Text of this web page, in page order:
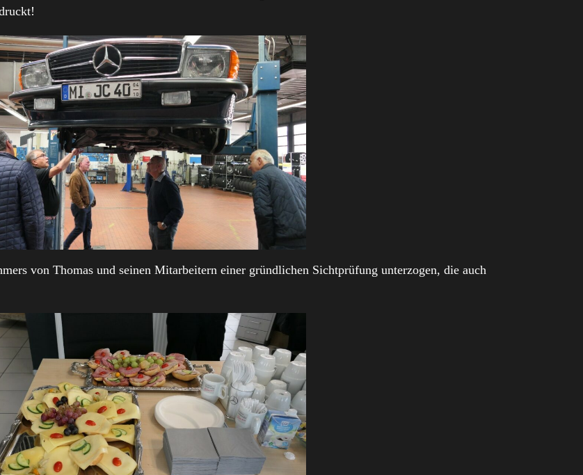
von Thomas und seinen Mitarbeitern einer gründlichen Sichtprüfung unterzogen, die auch